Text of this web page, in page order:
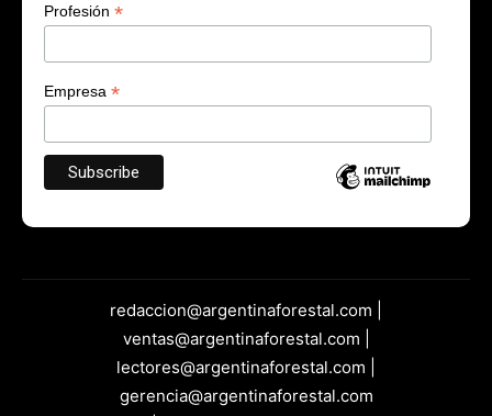
Profesión *
Empresa *
redaccion@argentinaforestal.com |
ventas@argentinaforestal.com |
lectores@argentinaforestal.com |
gerencia@argentinaforestal.com